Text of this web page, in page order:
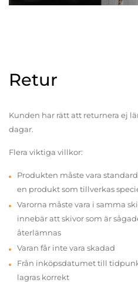
Retur
Kunden har rätt att returnera ej
dagar.
Flera viktiga villkor:
Produkten måste vara
en produkt som tillverkas
Varorna måste vara i samma
innebär att skivor som är
återlämnas
Varan får inte vara skadad
Från inköpsdatumet till
lagras korrekt